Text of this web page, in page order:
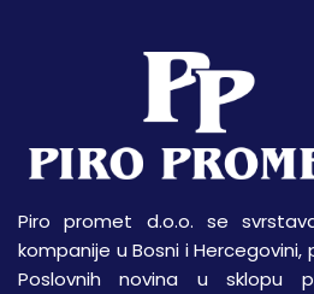
Piro promet d.o.o. se
kompanije u Bosni i
Poslovnih novina u sklopu